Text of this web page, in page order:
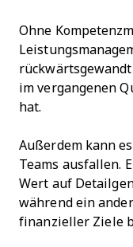
Ohne
im vergangenen
hat.
Außerdem kann
Teams ausfallen.
Wert auf
während ein
finanzieller Ziele